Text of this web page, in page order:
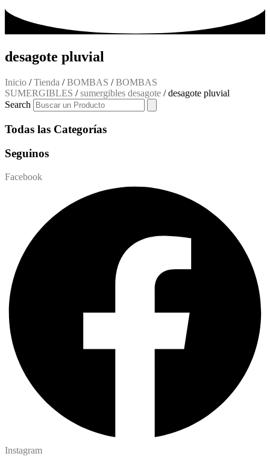
desagote pluvial
Inicio /Tienda /BOMBAS /BOMBAS
SUMERGIBLES /sumergibles desagote / desagote pluvial
Search
Todas las Categorías
Seguinos
Facebook
Instagram